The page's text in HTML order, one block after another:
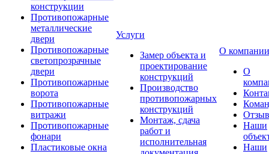
конструкции
Противопожарные
металлические
двери
Противопожарные
светопрозрачные
двери
Противопожарные
ворота
Противопожарные
витражи
Противопожарные
фонари
Пластиковые окна
Услуги
Замер объекта и
проектирование
конструкций
Производство
противопожарных
конструкций
Монтаж, сдача
работ и
исполнительная
О компании
О
Наши
Наши